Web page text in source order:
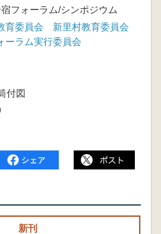
フォーラム/シンポジウム
育委員会 新里村教育委員会
ーラム実行委員会
付図
新刊